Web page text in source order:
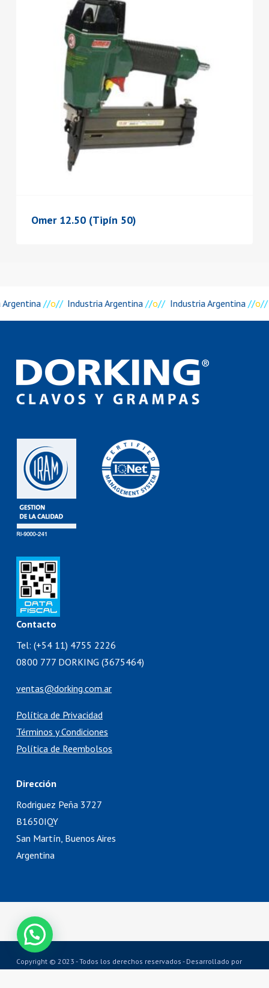
Omer 12.50 (Tipín 50)
//o// Industria Argentina //o// Industria Argentina //o//
Contacto
Tel: (+54 11) 4755 2226
0800 777 DORKING (3675464)
ventas@dorking.com.ar
Política de Privacidad
Términos y Condiciones
Política de Reembolsos
Dirección
Rodriguez Peña 3727
B1650IQY
San Martín, Buenos Aires
Argentina
Copyright © 2023 - Todos los derechos reservados - Desarrollado por